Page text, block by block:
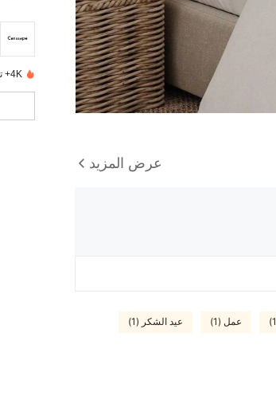
عرض المزيد
عمل (1) عيد الشكر (1)
4K+ تم بيعها مؤخرًا